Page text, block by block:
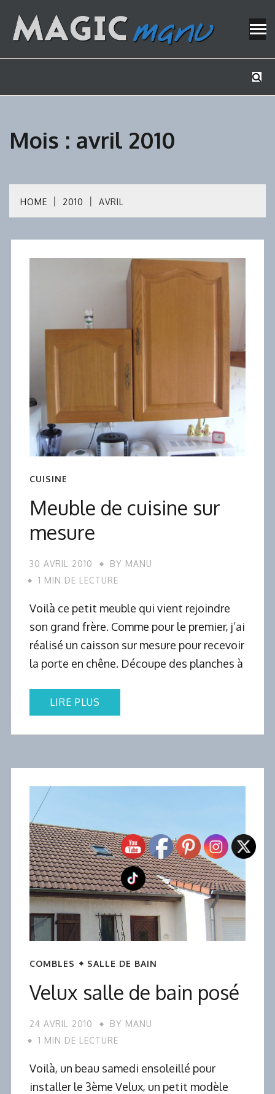
content
Mois : avril 2010
HOME 2010 AVRIL
CUISINE
Meuble de cuisine sur
mesure
30 AVRIL 2010 BY MANU
1 MIN DE LECTURE
Voilà ce petit meuble qui vient rejoindre
son grand frère. Comme pour le premier, j’ai
réalisé un caisson sur mesure pour recevoir
la porte en chêne. Découpe des planches à
LIRE PLUS
COMBLES SALLE DE BAIN
Velux salle de bain posé
24 AVRIL 2010 BY MANU
1 MIN DE LECTURE
Voilà, un beau samedi ensoleillé pour
installer le 3ème Velux, un petit modèle